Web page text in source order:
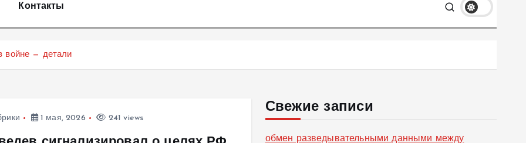
Контакты
войне — детали
1 мая, 2026 241 views
Свежие записи
обмен разведывательными данными между